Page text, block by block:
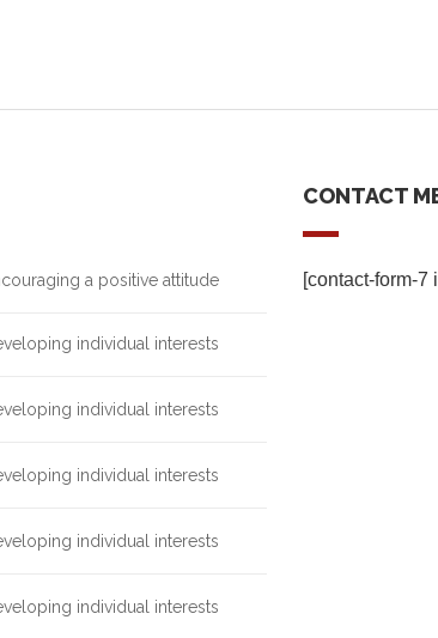
a positive attitude
individual interests
individual interests
individual interests
individual interests
individual interests
CONTACT
[contact-form-7